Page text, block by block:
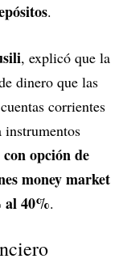
.
, explicó que la
dinero que las
corrientes
instrumentos
opción de
money market
al 40%.